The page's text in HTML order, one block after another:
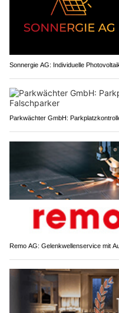
Sonnergie AG: Individuelle
Parkwächter GmbH:
Remo AG: Gelenkwellenservice mit